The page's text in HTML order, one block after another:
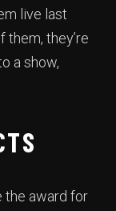
live last
them, they’re
a show,
the award for